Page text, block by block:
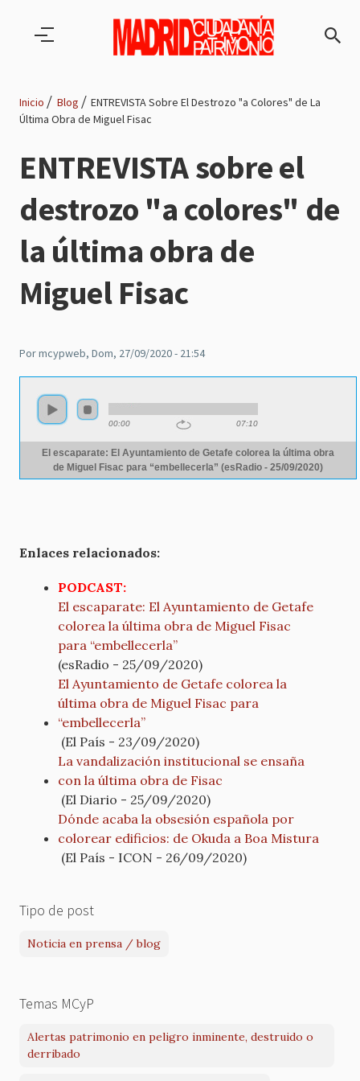
de
navegación
Inicio Blog
ENTREVISTA Sobre El Destrozo "a Colores" de La
Última Obra de Miguel Fisac
ENTREVISTA sobre el
destrozo "a colores" de
la última obra de
Miguel Fisac
Pormcypweb, Dom, 27/09/2020 - 21:54
00:00 07:10
El escaparate: El Ayuntamiento de Getafe colorea la última obra
de Miguel Fisac para “embellecerla” (esRadio - 25/09/2020)
Enlaces relacionados:
PODCAST:
El escaparate: El Ayuntamiento de Getafe
colorea la última obra de Miguel Fisac
para “embellecerla”
(esRadio - 25/09/2020)
El Ayuntamiento de Getafe colorea la
última obra de Miguel Fisac para
“embellecerla”
(El País - 23/09/2020)
La vandalización institucional se ensaña
con la última obra de Fisac
(El Diario - 25/09/2020)
Dónde acaba la obsesión española por
colorear edificios: de Okuda a Boa Mistura
(El País - ICON - 26/09/2020)
Tipo de post
Noticia en prensa / blog
Temas MCyP
Alertas patrimonio en peligro inminente, destruido o
derribado